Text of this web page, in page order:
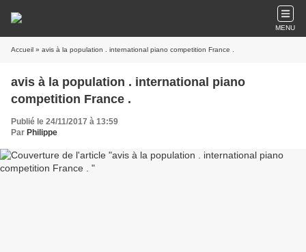
MENU
Accueil » avis à la population . international piano competition France .
avis à la population . international piano
competition France .
Publié le 24/11/2017 à 13:59
Par Philippe